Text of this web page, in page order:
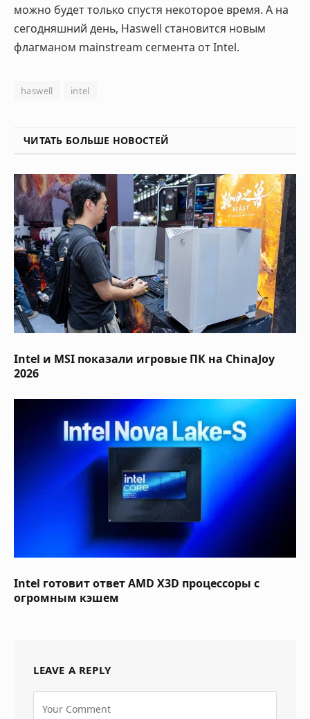
можно будет только спустя некоторое время. А на
сегодняшний день, Haswell становится новым
флагманом mainstream сегмента от Intel.
haswell intel
ЧИТАТЬ БОЛЬШЕ НОВОСТЕЙ
Intel и MSI показали игровые ПК на ChinaJoy
2026
Intel готовит ответ AMD X3D процессоры с
огромным кэшем
LEAVE A REPLY